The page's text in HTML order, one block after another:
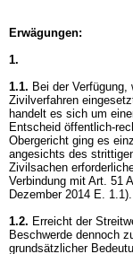
Erwägungen:
1.
1.1. Bei der
Zivilverfahren
handelt es sich um
Entscheid öffentlich-
Obergericht ging es
angesichts des
Zivilsachen
Verbindung mit Art. 51
Dezember 2014 E. 1.1).
1.2. Erreicht der
Beschwerde dennoch
grundsätzlicher